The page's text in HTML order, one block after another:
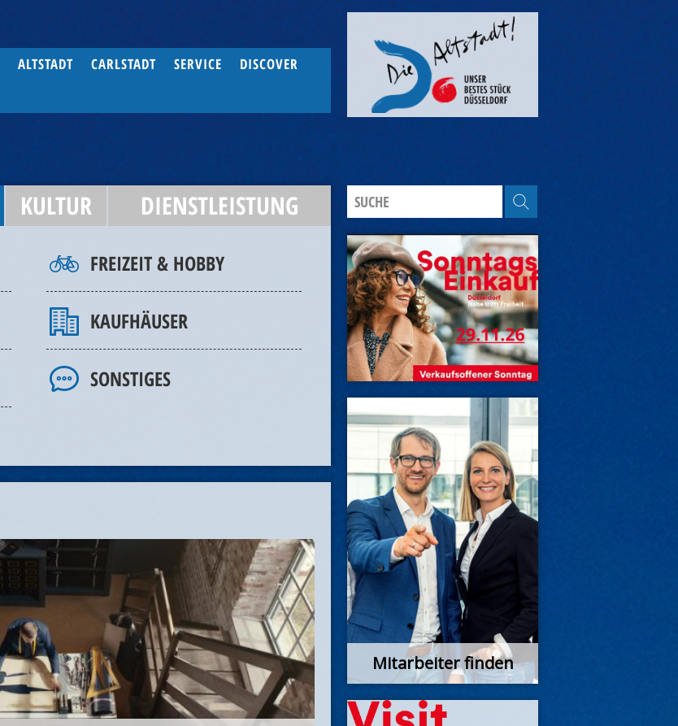
ALTSTADT CARLSTADT SERVICE
DISCOVER
KULTUR DIENSTLEISTUNG
FREIZEIT & HOBBY
KAUFHÄUSER
SONSTIGES
Mitarbeiter finden